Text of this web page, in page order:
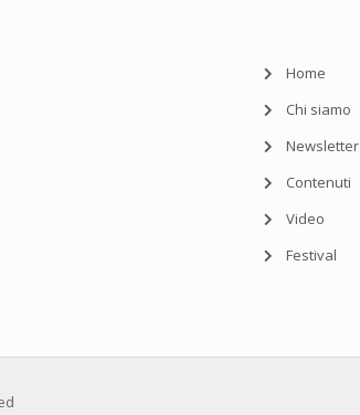
Home
Chi siamo
Newsletter
Contenuti
Video
Festival